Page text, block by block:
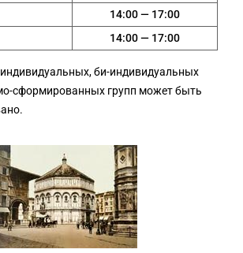
14:00 — 17:00
14:00 — 17:00
би-индивидуальных
сформированных групп может быть